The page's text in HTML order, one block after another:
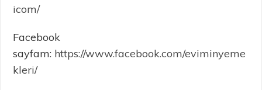
icom/
Facebook
sayfam: https://www.facebook.com/eviminyeme
kleri/